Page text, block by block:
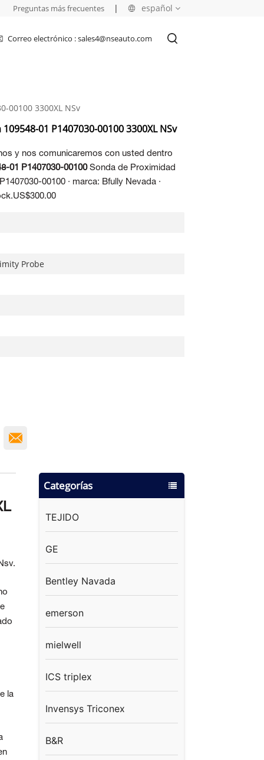
español
العربية
Preguntas más frecuentes |
Correo electrónico : sales4@nseauto.com
00100 3300XL NSv
01 P1407030-00100 3300XL NSv
y nos comunicaremos con usted dentro
01 P1407030-00100Sonda de Proximidad
00100 · marca: Bfully Nevada ·
Probe
Categorías
TEJIDO
GE
Bentley Navada
emerson
mielwell
ICS triplex
Invensys Triconex
B&R
la